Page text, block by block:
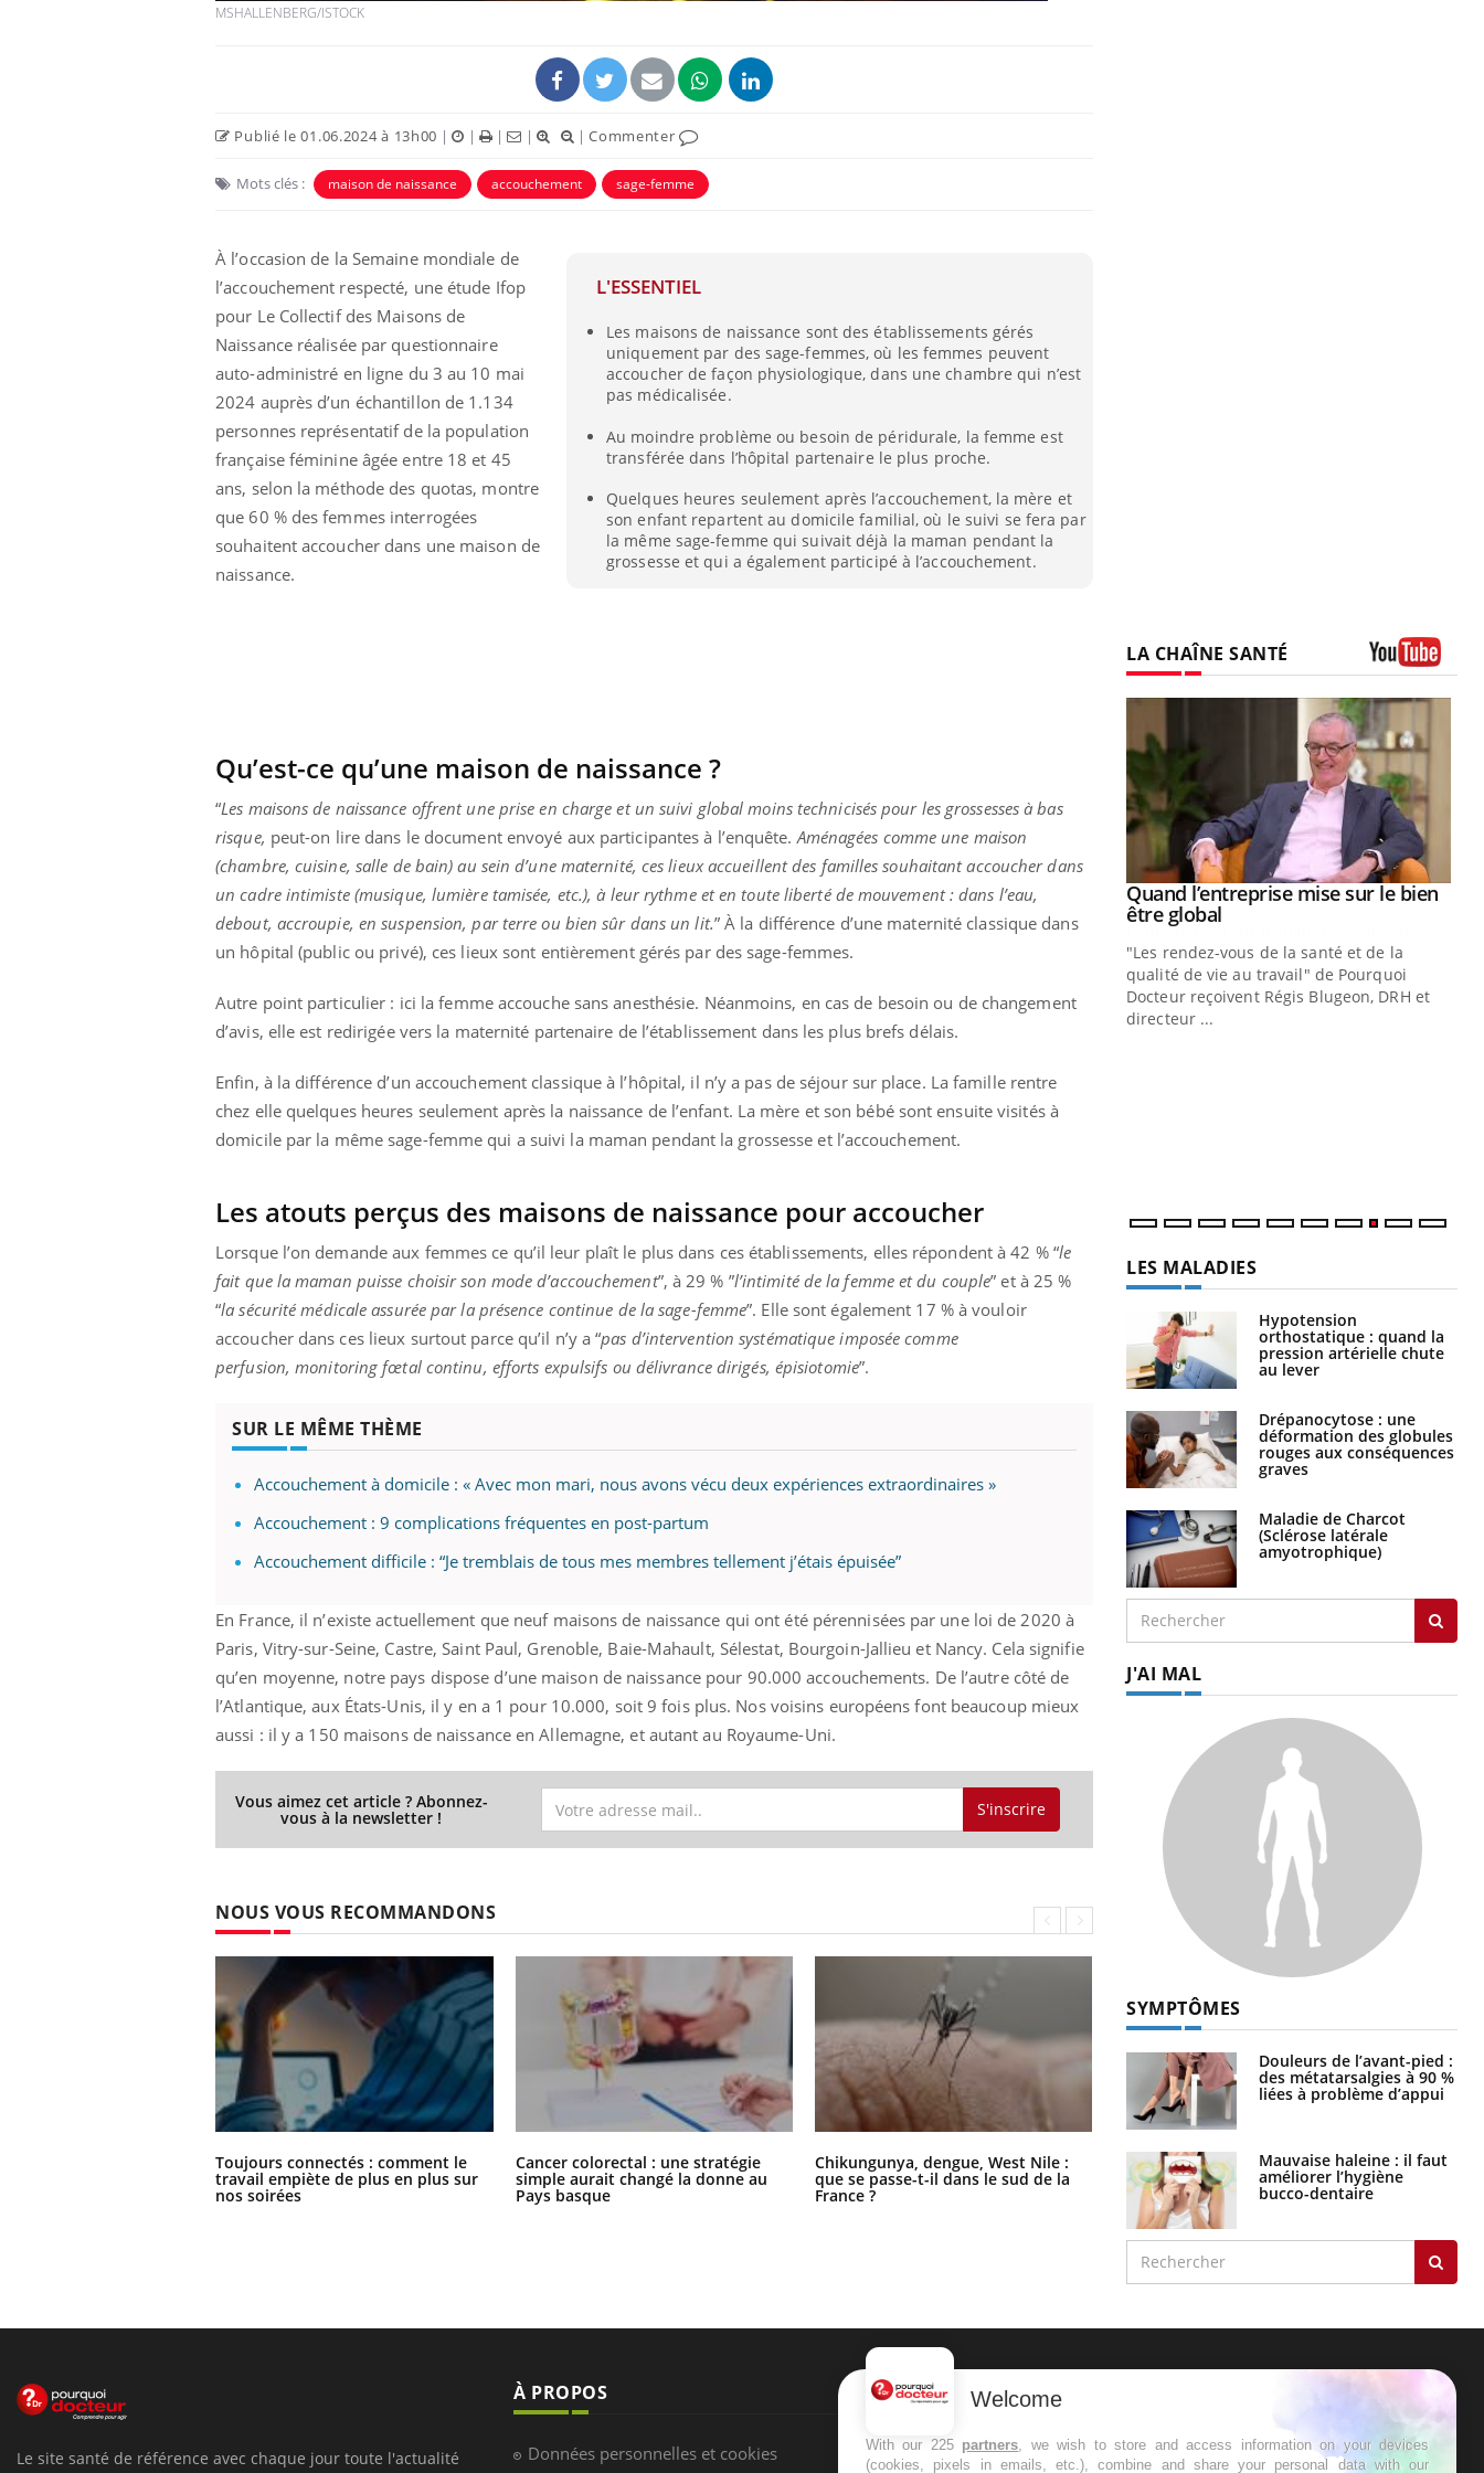
MSHALLENBERG/ISTOCK
Publié le 01.06.2024 à 13h00 | | | | |Commenter
Mots clés : maison de naissance accouchement sage-femme
L'ESSENTIEL
Les maisons de naissance sont des établissements gérés
uniquement par des sage-femmes, où les femmes peuvent
accoucher de façon physiologique, dans une chambre qui n’est
pas médicalisée.
Au moindre problème ou besoin de péridurale, la femme est
transférée dans l’hôpital partenaire le plus proche.
Quelques heures seulement après l’accouchement, la mère et
son enfant repartent au domicile familial, où le suivi se fera par
la même sage-femme qui suivait déjà la maman pendant la
grossesse et qui a également participé à l’accouchement.
À l’occasion de la Semaine mondiale de
l’accouchement respecté, une étude Ifop
pour Le Collectif des Maisons de
Naissance réalisée par questionnaire
auto-administré en ligne du 3 au 10 mai
2024 auprès d’un échantillon de 1.134
personnes représentatif de la population
française féminine âgée entre 18 et 45
ans, selon la méthode des quotas, montre
que 60 % des femmes interrogées
souhaitent accoucher dans une maison de
naissance.
Qu’est-ce qu’une maison de naissance ?
“Les maisons de naissance offrent une prise en charge et un suivi global moins techniciséspour les grossesses à bas
risque, peut-on lire dans le document envoyé aux participantes à l’enquête. Aménagées comme une maison
(chambre, cuisine, salle de bain) au sein d’une maternité, ces lieux accueillent des familles souhaitant accoucher dans
un cadre intimiste (musique, lumière tamisée, etc.), à leur rythme et en toute liberté de mouvement : dans l’eau,
debout, accroupie, en suspension, par terre ou bien sûr dans un lit.” À la différence d’une maternité classique dans
un hôpital (public ou privé), ces lieux sont entièrement gérés par des sage-femmes.
Autre point particulier : ici la femme accouche sans anesthésie. Néanmoins, en cas de besoin ou de changement
d’avis, elle est redirigée vers la maternité partenaire de l’établissement dans les plus brefs délais.
Enfin, à la différence d’un accouchement classique à l’hôpital, il n’y a pas de séjour sur place. La famille rentre
chez elle quelques heures seulement après la naissance de l’enfant. La mère et son bébé sont ensuite visités à
domicile par la même sage-femme qui a suivi la maman pendant la grossesse et l’accouchement.
Les atouts perçus des maisons de naissance pour accoucher
Lorsque l’on demande aux femmes ce qu’il leur plaît le plus dans ces établissements, elles répondent à 42 % “le
fait que la maman puisse choisir son mode d’accouchement”, à 29 % ​​”l’intimité de la femme et du couple” et à 25 %
“la sécurité médicale assurée par la présence continue de la sage-femme”. Elle sont également 17 % à vouloir
accoucher dans ces lieux surtout parce qu’il n’y a “pas d’intervention systématique imposée comme
perfusion,monitoring fœtal continu, efforts expulsifs ou délivrance dirigés, épisiotomie”.
SUR LE MÊME THÈME
Accouchement à domicile : « Avec mon mari, nous avons vécu deux expériences extraordinaires »
Accouchement : 9 complications fréquentes en post-partum
Accouchement difficile : “Je tremblais de tous mes membres tellement j’étais épuisée”
En France, il n’existe actuellement que neuf maisons de naissance qui ont été pérennisées par une loi de 2020 à
Paris, Vitry-sur-Seine, Castre, Saint Paul, Grenoble, Baie-Mahault, Sélestat, Bourgoin-Jallieu et Nancy. Cela signifie
qu’en moyenne, notre pays dispose d’une maison de naissance pour 90.000 accouchements. De l’autre côté de
l’Atlantique, aux États-Unis, il y en a 1 pour 10.000, soit 9 fois plus. Nos voisins européens font beaucoup mieux
aussi : il y a 150 maisons de naissance en Allemagne, et autant au Royaume-Uni.
Vous aimez cet article ? Abonnez-
vous à la newsletter ! S'inscrire
NOUS VOUS RECOMMANDONS
Toujours connectés : comment le
travail empiète de plus en plus sur
nos soirées
Cancer colorectal : une stratégie
simple aurait changé la donne au
Pays basque
Chikungunya, dengue, West Nile :
que se passe-t-il dans le sud de la
France ?
Les médicaments GLP-1 protègent-
ils aussi les os ?
LA CHAÎNE SANTÉ
Diabète & Ramadan 2026Youtube
Le Ramadan approche, et, pour de
nombreuses personnes atteintes de
défis, mais ...
Youtube
Un « jumeau numérique » pour
faciliter l’accès à la médecine
préventiveYoutube
mutualiste innove en matière de bilan de
numérique » permet ...
Youtube
COUP DE FOOD sur le diabète Youtube
Coup de food sur le diabète, c'est votre
nouveau rendez-vous culinaire qui
épisode, une ...
Youtube
Quand l’entreprise mise sur le bien
être globalYoutube
"Les rendez-vous de la santé et de la
qualité de vie au travail" de Pourquoi
Docteur reçoivent Régis Blugeon, DRH et
directeur ...
LES MALADIES
Hypotension
orthostatique : quand la
pression artérielle chute
au lever
Drépanocytose : une
déformation des globules
rouges aux conséquences
graves
Maladie de Charcot
(Sclérose latérale
amyotrophique)
J'AI MAL
SYMPTÔMES
Douleurs de l’avant-pied :
des métatarsalgies à 90 %
liées à problème d’appui
Mauvaise haleine : il faut
améliorer l’hygiène
bucco-dentaire
Le site santé de référence avec chaque jour toute l'actualité
À PROPOS
Données personnelles et cookies
NEWSLETTER
Recevez toutes les semaines les meilleures
infos santé
Welcome
With our 225 partners, we wish to store and access information on your devices
(cookies, pixels in emails, etc.), combine and share your personal data with our